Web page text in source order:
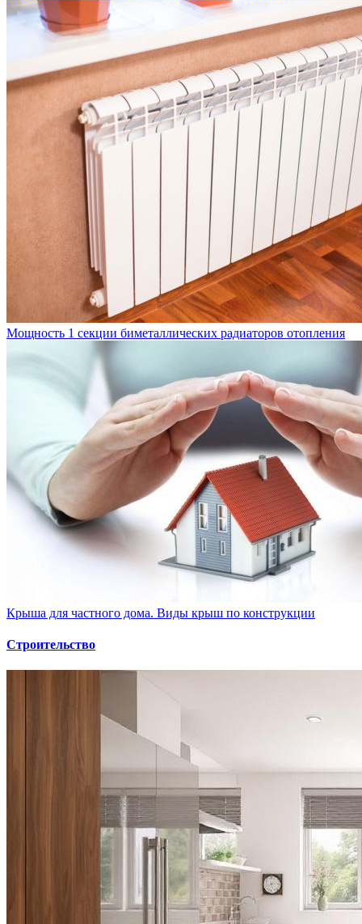
Мощность 1 секции биметаллических радиаторов отопления
Крыша для частного дома. Виды крыш по конструкции
Строительство